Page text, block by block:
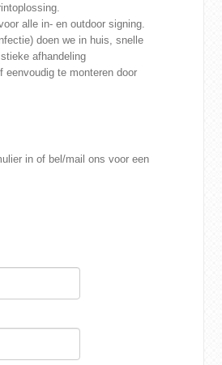
alle in- en outdoor signing.
doen we in huis, snelle
afhandeling
eenvoudig te monteren door
in of bel/mail ons voor een